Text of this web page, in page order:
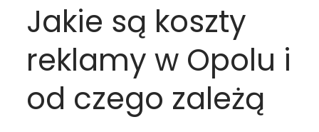
Jakie są koszty
reklamy w Opolu i
od czego zależą